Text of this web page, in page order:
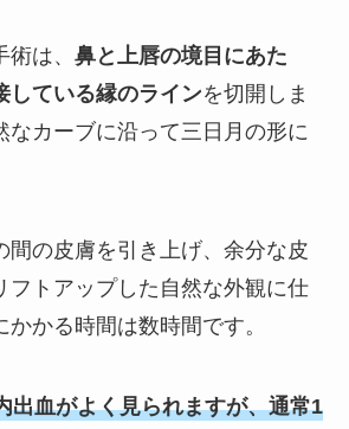
は、 鼻と上唇の境目にあた
している縁のラインを切開しま
なカーブに沿って三日月の形に
間の皮膚を引き上げ、余分な皮
フトアップした自然な外観に仕
かる時間は数時間です。
出血がよく見られますが、通常1